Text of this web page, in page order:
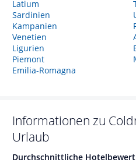
Latium
Sardinien
Kampanien
Venetien
Ligurien
Piemont
Emilia-Romagna
Informationen zu
Urlaub
Durchschnittliche